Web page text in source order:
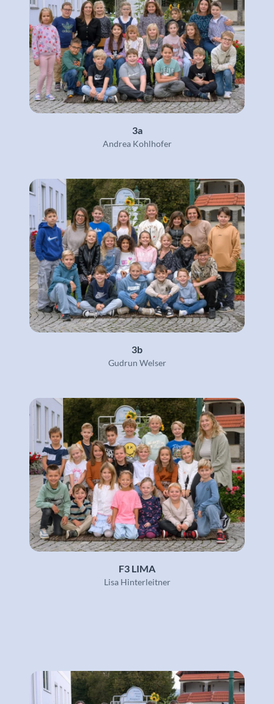
3a
Andrea Kohlhofer
3b
Gudrun Welser
F3 LIMA
Lisa Hinterleitner